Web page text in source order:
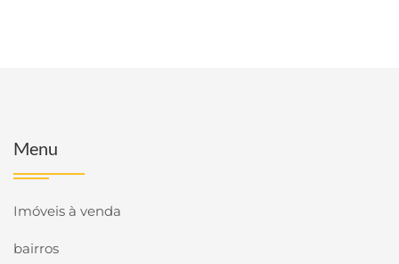
Menu
Imóveis à venda
bairros